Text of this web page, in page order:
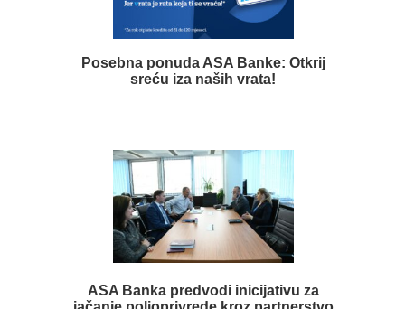
Posebna ponuda ASA Banke: Otkrij
sreću iza naših vrata!
ASA Banka predvodi inicijativu za